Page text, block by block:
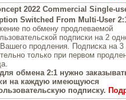
2022 Commercial Single-
Switched From Multi-User
по обмену продлеваемой
подписки на 2
продления. Подписка на 3
только при первом
обмена 2:1 нужно
на каждую имеющуюся
подписку.